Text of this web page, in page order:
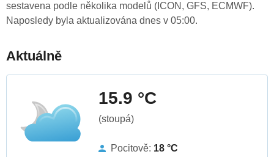
sestavena podle několika modelů (ICON, GFS, ECMWF).
Naposledy byla aktualizována dnes v 05:00.
Aktuálně
15.9 °C
(stoupá)
Pocitově: 18 °C